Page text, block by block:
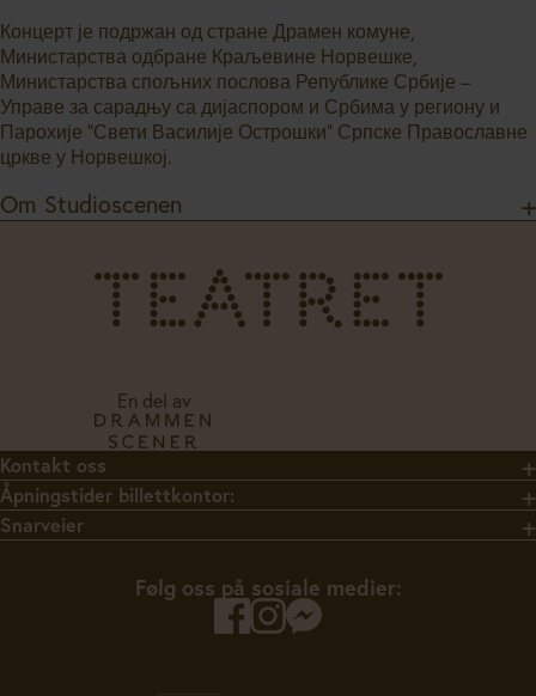
Концерт је подржан од стране Драмен комуне,
Министарства одбране Краљевине Норвешке,
Министарства спољних послова Републике Србије –
Управе за сарадњу са дијаспором и Србима у региону и
Парохије “Свети Василије Острошки” Српске Православне
цркве у Норвешкој.
Om Studioscenen
En del av
Kontakt oss
Åpningstider billettkontor:
Snarveier
Følg oss på sosiale medier: